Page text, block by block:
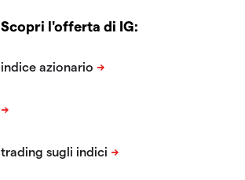
Scopri l'offerta di IG: